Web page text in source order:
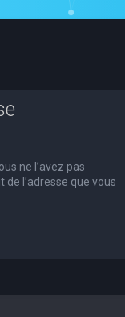
ne l’avez pas
de l’adresse que vous